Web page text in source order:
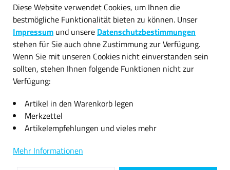
Original SAMSUNG Toner CLT-
M406S/ELS magenta...
12,09 € *
Original SAMSUNG Toner CLT-
Filtern
Diese Website verwendet Cookies, um Ihnen die
bestmögliche Funktionalität bieten zu können. Unser
Impressum und unsere Datenschutzbestimmungen
stehen für Sie auch ohne Zustimmung zur Verfügung.
Wenn Sie mit unseren Cookies nicht einverstanden sein
sollten, stehen Ihnen folgende Funktionen nicht zur
Verfügung:
Artikel in den Warenkorb legen
Merkzettel
Artikelempfehlungen und vieles mehr
Mehr Informationen